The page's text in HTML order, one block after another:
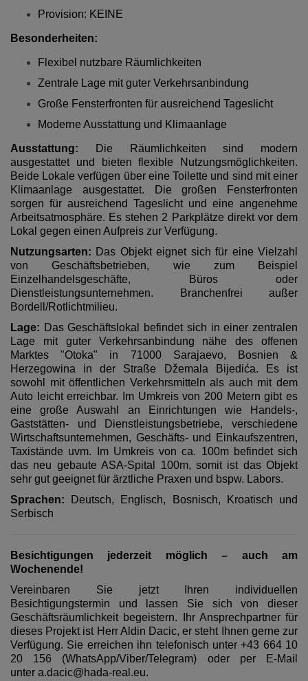
Provision: KEINE
Besonderheiten:
Flexibel nutzbare Räumlichkeiten
Zentrale Lage mit guter Verkehrsanbindung
Große Fensterfronten für ausreichend Tageslicht
Moderne Ausstattung und Klimaanlage
Ausstattung: Die Räumlichkeiten sind modern
ausgestattet und bieten flexible Nutzungsmöglichkeiten.
Beide Lokale verfügen über eine Toilette und sind mit einer
Klimaanlage ausgestattet. Die großen Fensterfronten
sorgen für ausreichend Tageslicht und eine angenehme
Arbeitsatmosphäre. Es stehen 2 Parkplätze direkt vor dem
Lokal gegen einen Aufpreis zur Verfügung.
Nutzungsarten: Das Objekt eignet sich für eine Vielzahl
von Geschäftsbetrieben, wie zum Beispiel
Einzelhandelsgeschäfte, Büros oder
Dienstleistungsunternehmen. Branchenfrei außer
Bordell/Rotlichtmilieu.
Lage: Das Geschäftslokal befindet sich in einer zentralen
Lage mit guter Verkehrsanbindung nähe des offenen
Marktes "Otoka" in 71000 Sarajaevo, Bosnien &
Herzegowina in der Straße Džemala Bijedića. Es ist
sowohl mit öffentlichen Verkehrsmitteln als auch mit dem
Auto leicht erreichbar. Im Umkreis von 200 Metern gibt es
eine große Auswahl an Einrichtungen wie Handels-,
Gaststätten- und Dienstleistungsbetriebe, verschiedene
Wirtschaftsunternehmen, Geschäfts- und Einkaufszentren,
Taxistände uvm. Im Umkreis von ca. 100m befindet sich
das neu gebaute ASA-Spital 100m, somit ist das Objekt
sehr gut geeignet für ärztliche Praxen und bspw. Labors.
Sprachen:
Deutsch, Englisch, Bosnisch, Kroatisch und
Serbisch
Besichtigungen jederzeit möglich – auch am
Wochenende!
Vereinbaren Sie jetzt Ihren individuellen
Besichtigungstermin und lassen Sie sich von dieser
Geschäftsräumlichkeit begeistern. Ihr Ansprechpartner für
dieses Projekt ist Herr Aldin Dacic, er steht Ihnen gerne zur
Verfügung. Sie erreichen ihn telefonisch unter +43 664 10
20 156 (WhatsApp/Viber/Telegram) oder per E-Mail
unter a.dacic@hada-real.eu.